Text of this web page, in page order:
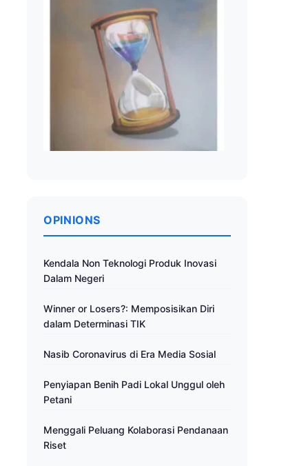
OPINIONS
Kendala Non Teknologi Produk Inovasi
Dalam Negeri
Winner or Losers?: Memposisikan Diri
dalam Determinasi TIK
Nasib Coronavirus di Era Media Sosial
Penyiapan Benih Padi Lokal Unggul oleh
Petani
Menggali Peluang Kolaborasi Pendanaan
Riset